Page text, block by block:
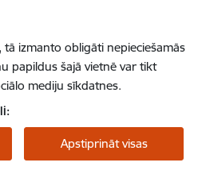
izmanto obligāti nepieciešamās
papildus šajā vietnē var tikt
mediju sīkdatnes.
Apstiprināt visas